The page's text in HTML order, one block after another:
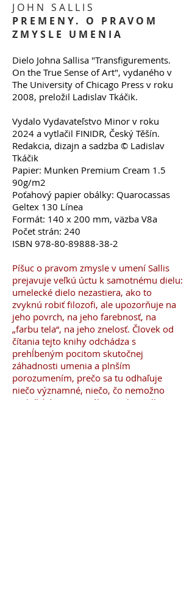
JOHN SALLIS
PREMENY. O PRAVOM
ZMYSLE UMENIA
Dielo Johna Sallisa "Transfigurements.
On the True Sense of Art", vydaného v
The University of Chicago Press v roku
2008, preložil Ladislav Tkáčik.
Vydalo Vydavateľstvo Minor v roku
2024 a vytlačil FINIDR, Český Těšín.
Redakcia, dizajn a sadzba © Ladislav
Tkáčik
Papier: Munken Premium Cream 1.5
90g/m2
Poťahový papier obálky: Quarocassas
Geltex 130 Línea
Formát: 140 x 200 mm, väzba V8a
Počet strán: 240
ISBN 978-80-89888-38-2
Píšuc o pravom zmysle v umení Sallis
prejavuje veľkú úctu k samotnému dielu:
umelecké dielo nezastiera, ako to
zvyknú robiť filozofi, ale upozorňuje na
jeho povrch, na jeho farebnosť, na
„farbu tela“, na jeho znelosť. Človek od
čítania tejto knihy odchádza s
prehĺbeným pocitom skutočnej
záhadnosti umenia a plnším
porozumením, prečo sa tu odhaľuje
niečo významné, niečo, čo nemožno
preložiť do pojmového jazyka. Sallis